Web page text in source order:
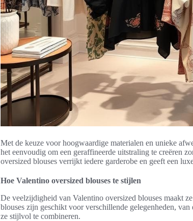
Met de keuze voor hoogwaardige materialen en unieke
het eenvoudig om een geraffineerde uitstraling te creëren
oversized blouses verrijkt iedere garderobe en geeft een
Hoe Valentino oversized blouses te stijlen
De veelzijdigheid van Valentino oversized blouses maakt
blouses zijn geschikt voor verschillende gelegenheden, van
ze stijlvol te combineren.